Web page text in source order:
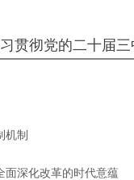
贯彻党的二十届
机制
面深化改革的时代意蕴